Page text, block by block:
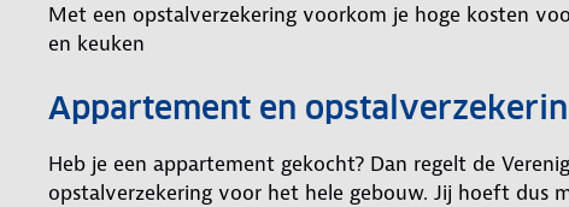
Met een opstalverzekering voorkom je hoge kosten
en keuken
Appartement en
Heb je een appartement gekocht? Dan regelt de
opstalverzekering voor het hele gebouw. Jij hoeft dus